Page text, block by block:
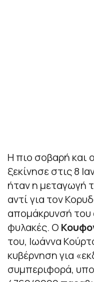
Η πιο σοβαρή και
ξεκίνησε στις 8
ήταν η μεταγωγή
αντί για τον
απομάκρυνσή του
φυλακές. Ο
του, Ιωάννα
κυβέρνηση για
συμπεριφορά,